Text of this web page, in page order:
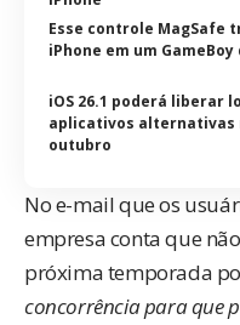
Esse controle MagSafe
iPhone em um GameBoy
iOS 26.1 poderá liberar
aplicativos alternativas
outubro
No e-mail que os
empresa conta que
próxima temporada
concorrência para que